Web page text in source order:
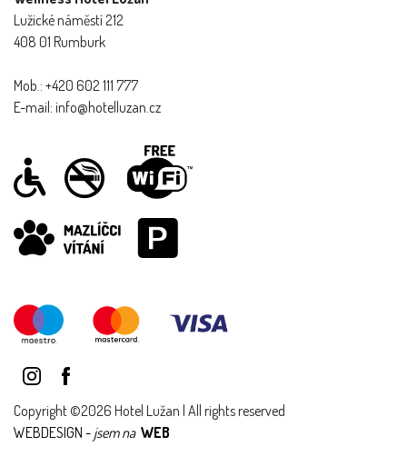
Lužické náměstí 212
408 01 Rumburk
Mob.: +420 602 111 777
E-mail: info@hotelluzan.cz
Copyright ©2026 Hotel Lužan | All rights reserved
WEBDESIGN - jsem na WEB